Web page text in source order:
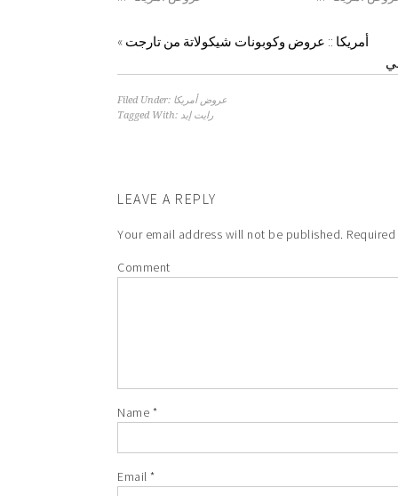
« أمريكا :: عروض وكوبونات شيكولاتة من تارجت
Filed Under: عروض أمريكا
Tagged With: رايت إيد
LEAVE A REPLY
Your email address will not be published.
Comment
Name *
Email *